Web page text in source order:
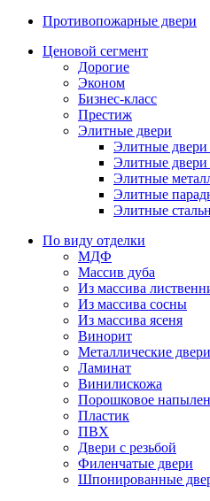
Противопожарные двери
Ценовой сегмент
Дорогие
Эконом
Бизнес-класс
Престиж
Элитные двери
Элитные двери
Элитные двери
Элитные
Элитные
Элитные
По виду отделки
МДФ
Массив дуба
Из массива
Из массива сосны
Из массива ясеня
Винорит
Металлические
Ламинат
Винилискожа
Порошковое
Пластик
ПВХ
Двери с резьбой
Филенчатые двери
Шпонированные